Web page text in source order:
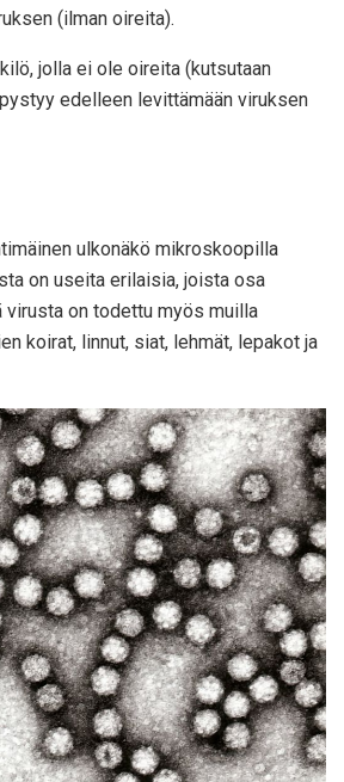
(ilman oireita).
jolla ei ole oireita (kutsutaan
edelleen levittämään viruksen
ulkonäkö mikroskoopilla
on useita erilaisia, joista osa
virusta on todettu myös muilla
koirat, linnut, siat, lehmät, lepakot ja